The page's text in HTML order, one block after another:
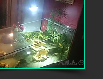
Nathalie C